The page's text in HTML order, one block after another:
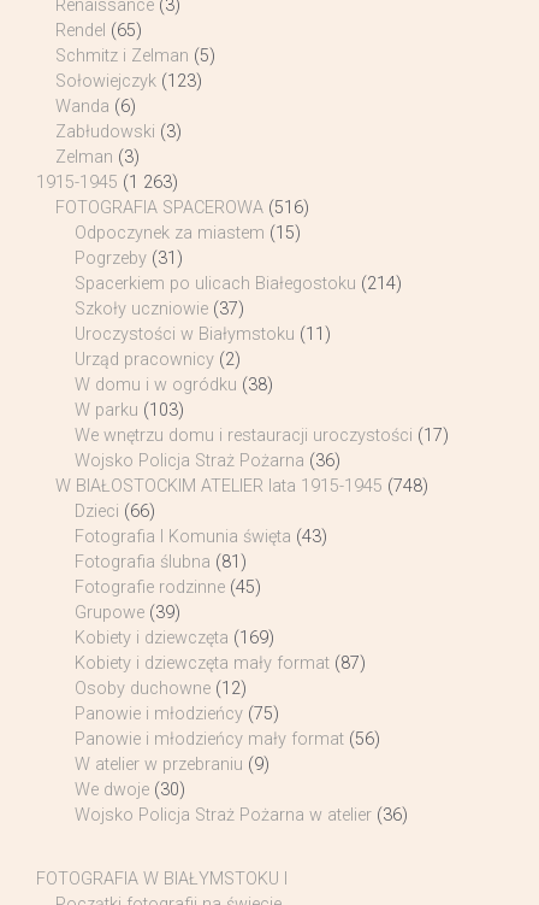
Renaissance (3)
Rendel (65)
Schmitz i Zelman (5)
Sołowiejczyk (123)
Wanda (6)
Zabłudowski (3)
Zelman (3)
1915-1945 (1 263)
FOTOGRAFIA SPACEROWA (516)
Odpoczynek za miastem (15)
Pogrzeby (31)
Spacerkiem po ulicach Białegostoku (214)
Szkoły uczniowie (37)
Uroczystości w Białymstoku (11)
Urząd pracownicy (2)
W domu i w ogródku (38)
W parku (103)
We wnętrzu domu i restauracji uroczystości (17)
Wojsko Policja Straż Pożarna (36)
W BIAŁOSTOCKIM ATELIER lata 1915-1945 (748)
Dzieci (66)
Fotografia I Komunia święta (43)
Fotografia ślubna (81)
Fotografie rodzinne (45)
Grupowe (39)
Kobiety i dziewczęta (169)
Kobiety i dziewczęta mały format (87)
Osoby duchowne (12)
Panowie i młodzieńcy (75)
Panowie i młodzieńcy mały format (56)
W atelier w przebraniu (9)
We dwoje (30)
Wojsko Policja Straż Pożarna w atelier (36)
FOTOGRAFIA W BIAŁYMSTOKU I